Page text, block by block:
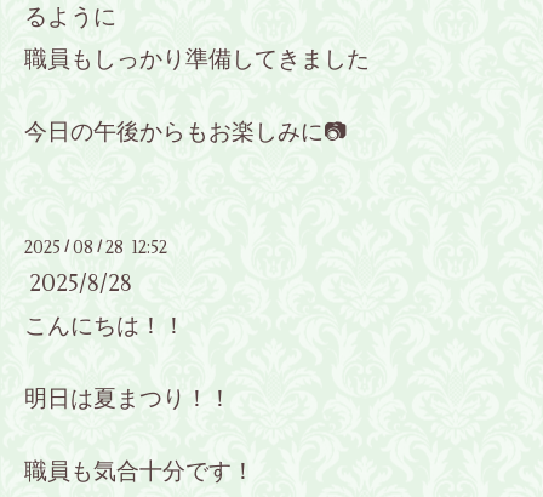
るように
職員もしっかり準備してきました
今日の午後からもお楽しみに📷
2025 / 08 / 28 12:52
2025/8/28
こんにちは！！
明日は夏まつり！！
職員も気合十分です！